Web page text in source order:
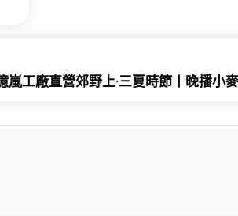
嵐工廠直營郊野上·三夏時節丨晚播小